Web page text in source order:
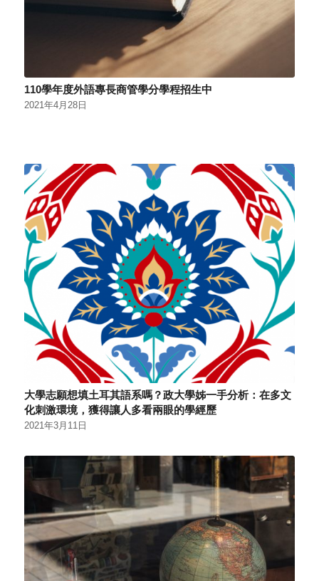
110學年度外語專長商管學分學程招生中
2021年4月28日
大學志願想填土耳其語系嗎？政大學姊一手分析：在多文
化刺激環境，獲得讓人多看兩眼的學經歷
2021年3月11日